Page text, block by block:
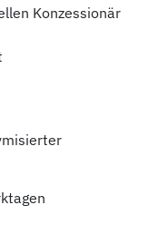
Konzessionär